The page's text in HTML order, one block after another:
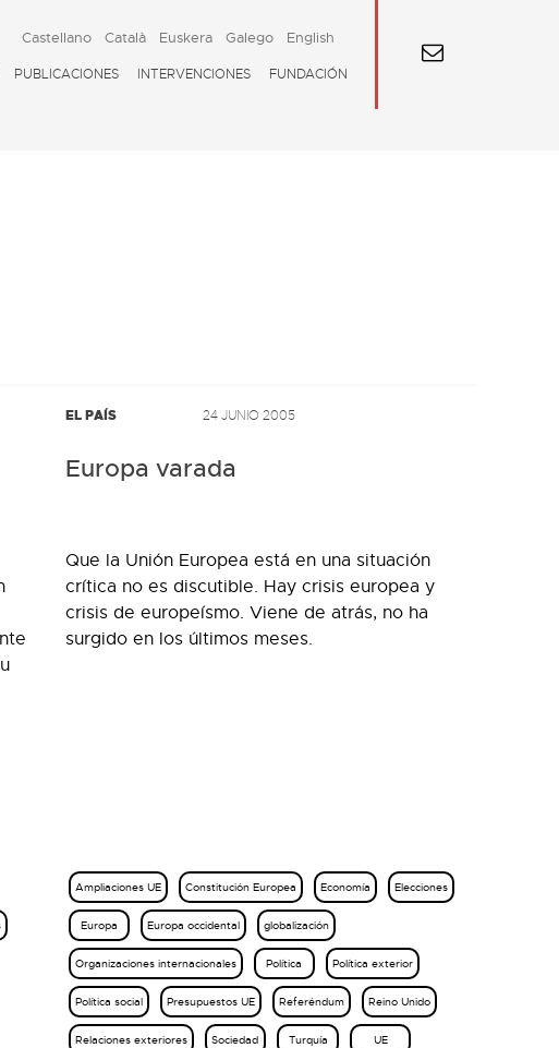
PUBLICACIONES INTERVENCIONES FUNDACIÓN
Castellano Català Euskera Galego English
EL PAÍS 24 JUNIO 2005
Europa varada
Que la Unión Europea está en una situación
crítica no es discutible. Hay crisis europea y
crisis de europeísmo. Viene de atrás, no ha
surgido en los últimos meses.
Ampliaciones UE Constitución Europea Economía Elecciones
Europa Europa occidental globalización
Organizaciones internacionales Política Política exterior
Política social Presupuestos UE Referéndum Reino Unido
Relaciones exteriores Sociedad Turquía UE